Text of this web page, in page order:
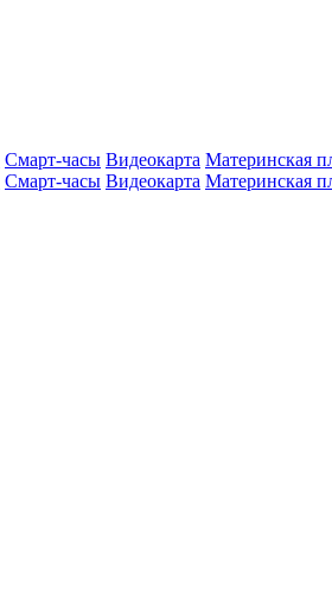
Смарт-часы Видеокарта Материнская
Смарт-часы Видеокарта Материнская